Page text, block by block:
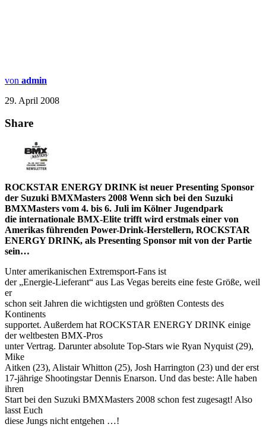
von admin
29. April 2008
Share
ROCKSTAR ENERGY DRINK ist neuer Presenting Sponsor
der Suzuki BMXMasters 2008 Wenn sich bei den Suzuki
BMXMasters vom 4. bis 6. Juli im Kölner Jugendpark
die internationale BMX-Elite trifft wird erstmals einer von
Amerikas führenden Power-Drink-Herstellern, ROCKSTAR
ENERGY DRINK, als Presenting Sponsor mit von der Partie
sein…
Unter amerikanischen Extremsport-Fans ist
der „Energie-Lieferant“ aus Las Vegas bereits eine feste Größe, weil
er
schon seit Jahren die wichtigsten und größten Contests des
Kontinents
supportet. Außerdem hat ROCKSTAR ENERGY DRINK einige
der weltbesten BMX-Pros
unter Vertrag. Darunter absolute Top-Stars wie Ryan Nyquist (29),
Mike
Aitken (23), Alistair Whitton (25), Josh Harrington (23) und der erst
17-jährige Shootingstar Dennis Enarson. Und das beste: Alle haben
ihren
Start bei den Suzuki BMXMasters 2008 schon fest zugesagt! Also
lasst Euch
diese Jungs nicht entgehen …!